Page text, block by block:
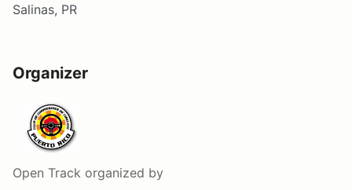
Salinas, PR
Organizer
Open Track organized by